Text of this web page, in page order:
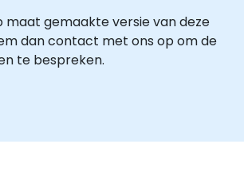
maat gemaakte versie van deze
dan contact met ons op om de
te bespreken.